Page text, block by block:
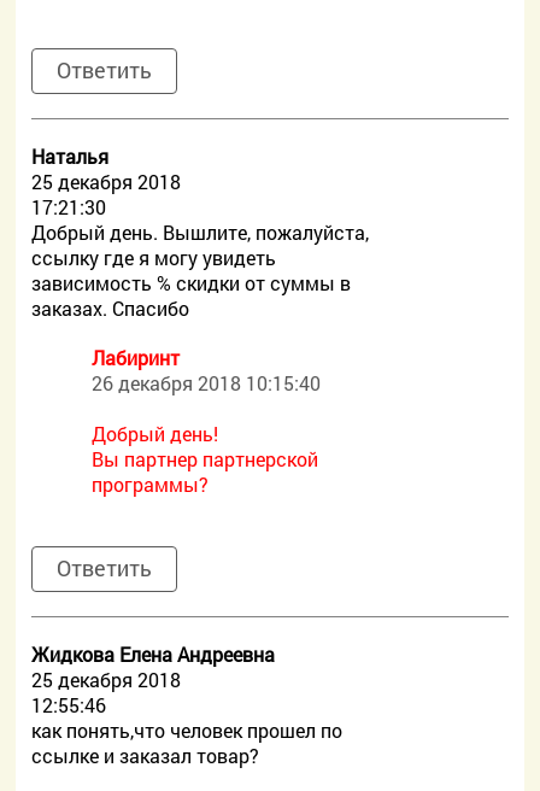
Ответить
Наталья
25 декабря 2018
17:21:30
Добрый день. Вышлите, пожалуйста,
ссылку где я могу увидеть
зависимость % скидки от суммы в
заказах. Спасибо
Лабиринт
26 декабря 2018 10:15:40
Добрый день!
Вы партнер партнерской
программы?
Ответить
Жидкова Елена Андреевна
25 декабря 2018
12:55:46
как понять,что человек прошел по
ссылке и заказал товар?